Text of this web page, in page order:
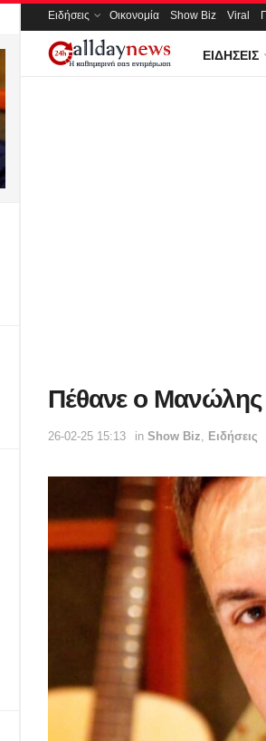
Ειδήσεις Οικονομία Show Biz Viral
ΕΙΔΉΣΕΙΣ
Πέθανε ο Μανώλης
26-02-25 15:13 in Show Biz, Ειδήσεις